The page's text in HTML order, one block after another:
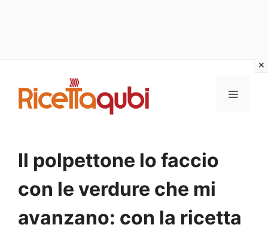
contenuto
MENU
Il polpettone lo faccio
con le verdure che mi
avanzano: con la ricetta